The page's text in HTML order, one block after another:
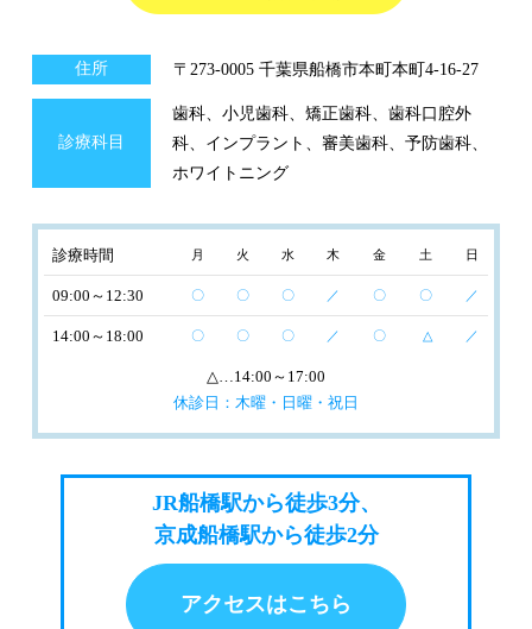
住所 〒273-0005 千葉県船橋市本町本町4-16-27
診療科目
歯科、小児歯科、矯正歯科、歯科口腔外
科、インプラント、審美歯科、予防歯科、
ホワイトニング
診療時間 月 火 水 木 金 土 日
09:00～12:30 〇 〇 〇 ／ 〇 〇 ／
14:00～18:00 〇 〇 〇 ／ 〇 △ ／
△…14:00～17:00
休診日：木曜・日曜・祝日
JR船橋駅から徒歩3分、
京成船橋駅から徒歩2分
アクセスはこちら